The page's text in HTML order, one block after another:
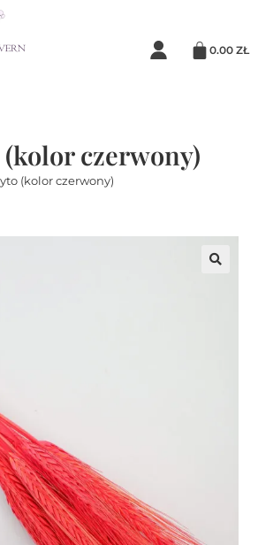
0.00 ZŁ
(kolor czerwony)
(kolor czerwony)